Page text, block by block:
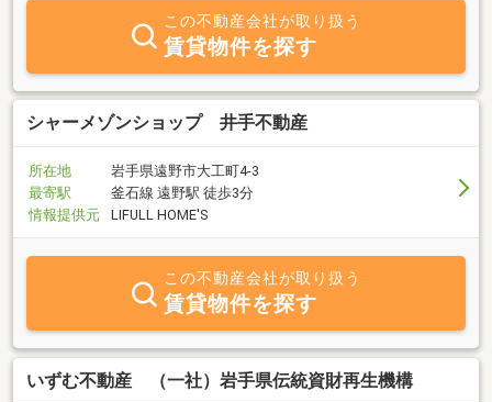
この不動産会社が取り扱う
賃貸物件を探す
シャーメゾンショップ 井手不動産
所在地
岩手県遠野市大工町4-3
最寄駅
釜石線 遠野駅 徒歩3分
情報提供元
LIFULL HOME'S
この不動産会社が取り扱う
賃貸物件を探す
いずむ不動産 （一社）岩手県伝統資財再生機構